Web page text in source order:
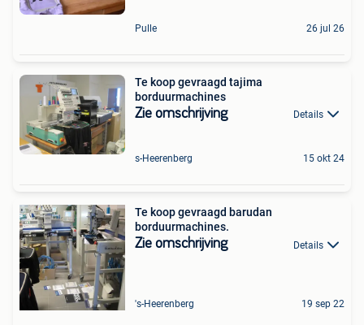
Pulle 26 jul 26
Te koop gevraagd tajima
borduurmachines
Zie omschrijving Details
s-Heerenberg 15 okt 24
Te koop gevraagd barudan
borduurmachines.
Zie omschrijving Details
's-Heerenberg 19 sep 22